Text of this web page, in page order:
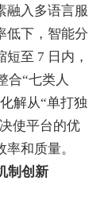
融入多语言服
低下，智能分
至 7 日内，
合“七类人
解从“单打独
使平台的优
和质量。
制创新